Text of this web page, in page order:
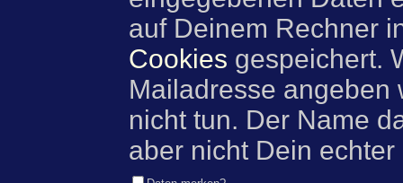
auf Deinem Rechner
Cookies gespeichert.
Mailadresse angeben
nicht tun. Der Name
aber nicht Dein